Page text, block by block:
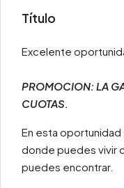
Título
Excelente
PROMOCION: LA
CUOTAS.
En esta
donde puedes vivir
puedes encontrar.